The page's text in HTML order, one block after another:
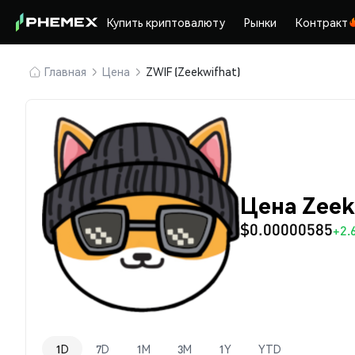
Купить криптовалюту Рынки Контракт
Главная Цена ZWIF (Zeekwifhat)
Цена
$0.00000585
1D 7D 1M 3M 1Y YTD